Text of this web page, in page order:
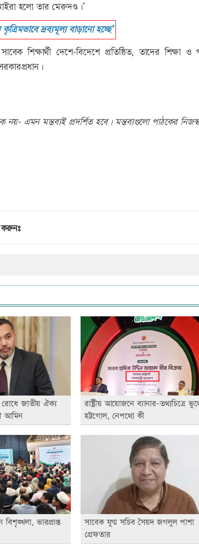
হলো তার মেরুদণ্ড।’
কৃত্রিমভাবে দ্রব্যমূল্য বাড়ানো হচ্ছে’
শিক্ষার্থী দেশে-বিদেশে প্রতিষ্ঠিত, তাদের শিক্ষা ও
এমন মন্তব্যই প্রদর্শিত হবে। মন্তব্যগুলো পাঠকের নিজস্ব
করুনঃ
রোধে জাতীয় ঐক্য
আমিন
রাষ্ট্রীয় আয়োজনে ব্যানার-তথ্যচিত্রে
হট্টগোল, নেপথ্যে কী
বিশৃঙ্খলা, ভারপ্রাপ্ত
সাবেক যুগ্ম সচিব সৈয়দ জগলুল পাশা
গ্রেফতার